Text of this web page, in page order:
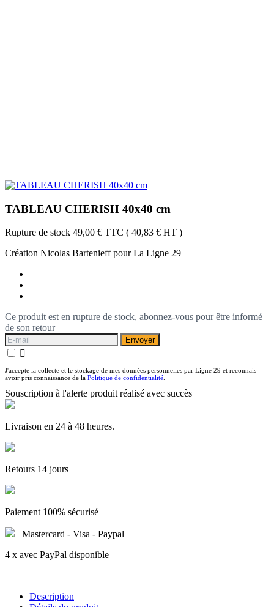
TABLEAU CHERISH 40x40 cm
Rupture de stock 49,00 € TTC ( 40,83 € HT )
Création Nicolas Bartenieff pour La Ligne 29
Ce produit est en rupture de stock, abonnez-vous pour être informé
de son retour
Envoyer

J'accepte la collecte et le stockage de mes données personnelles par Ligne 29 et reconnais
avoir pris connaissance de la Politique de confidentialité.
Souscription à l'alerte produit réalisé avec succès
Livraison en 24 à 48 heures.
Retours 14 jours
Paiement 100% sécurisé
Mastercard - Visa - Paypal
4 x avec PayPal disponible
Description